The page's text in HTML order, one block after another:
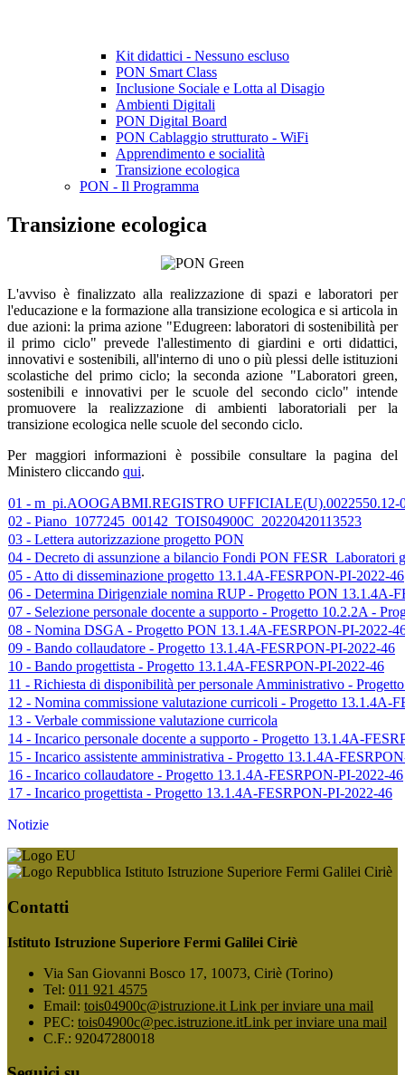
Kit didattici - Nessuno escluso
PON Smart Class
Inclusione Sociale e Lotta al Disagio
Ambienti Digitali
PON Digital Board
PON Cablaggio strutturato - WiFi
Apprendimento e socialità
Transizione ecologica
PON - Il Programma
Transizione ecologica
L'avviso è finalizzato alla realizzazione di spazi e laboratori per
l'educazione e la formazione alla transizione ecologica e si articola in
due azioni: la prima azione "Edugreen: laboratori di sostenibilità per
il primo ciclo" prevede l'allestimento di giardini e orti didattici,
innovativi e sostenibili, all'interno di uno o più plessi delle istituzioni
scolastiche del primo ciclo; la seconda azione "Laboratori green,
sostenibili e innovativi per le scuole del secondo ciclo" intende
promuovere la realizzazione di ambienti laboratoriali per la
transizione ecologica nelle scuole del secondo ciclo.
Per maggiori informazioni è possibile consultare la pagina del
Ministero cliccando qui.
01 - m_pi.AOOGABMI.REGISTRO UFFICIALE(U).0022550.12-
02 - Piano_1077245_00142_TOIS04900C_20220420113523
03 - Lettera autorizzazione progetto PON
04 - Decreto di assunzione a bilancio Fondi PON FESR_Laboratori
05 - Atto di disseminazione progetto 13.1.4A-FESRPON-PI-2022-46
06 - Determina Dirigenziale nomina RUP - Progetto PON 13.1.4A-
07 - Selezione personale docente a supporto - Progetto 10.2.2A -
08 - Nomina DSGA - Progetto PON 13.1.4A-FESRPON-PI-2022-
09 - Bando collaudatore - Progetto 13.1.4A-FESRPON-PI-2022-46
10 - Bando progettista - Progetto 13.1.4A-FESRPON-PI-2022-46
11 - Richiesta di disponibilità per personale Amministrativo -
12 - Nomina commissione valutazione curricoli - Progetto 13.1.4A-
13 - Verbale commissione valutazione curricola
14 - Incarico personale docente a supporto - Progetto 13.1.4A-
15 - Incarico assistente amministrativa - Progetto 13.1.4A-
16 - Incarico collaudatore - Progetto 13.1.4A-FESRPON-PI-2022-46
17 - Incarico progettista - Progetto 13.1.4A-FESRPON-PI-2022-46
Notizie
Istituto Istruzione Superiore Fermi Galilei Ciriè
Contatti
Istituto Istruzione Superiore Fermi Galilei Ciriè
Via San Giovanni Bosco 17, 10073, Ciriè (Torino)
Tel: 011 921 4575
Email: tois04900c@istruzione.it Link per inviare una mail
PEC: tois04900c@pec.istruzione.itLink per inviare una mail
C.F.: 92047280018